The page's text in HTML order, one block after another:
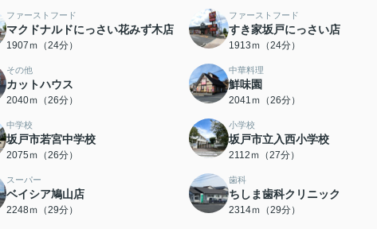
ファーストフード
マクドナルドにっさい花みず木店
1907ｍ（24分）
ファーストフード
すき家坂戸にっさい店
1913ｍ（24分）
その他
カットハウス
2040ｍ（26分）
中華料理
鮮味園
2041ｍ（26分）
中学校
坂戸市若宮中学校
2075ｍ（26分）
小学校
坂戸市立入西小学校
2112ｍ（27分）
スーパー
ベイシア鳩山店
2248ｍ（29分）
歯科
ちしま歯科クリニック
2314ｍ（29分）